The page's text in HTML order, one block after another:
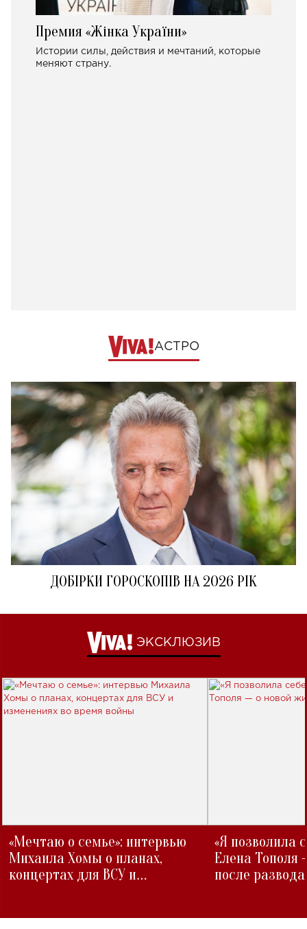
Премия «Жінка України»
Истории силы, действия и мечтаний, которые
меняют страну.
АСТРО
ДОБІРКИ ГОРОСКОПІВ НА 2026 РІК
ЭКСКЛЮЗИВ
«Мечтаю о семье»: интервью
Михаила Хомы о планах,
концертах для ВСУ и
«Я позволила
Елена Тополя
после развода